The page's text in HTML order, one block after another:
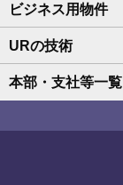
ビジネス用物件
URの技術
本部・支社等一覧